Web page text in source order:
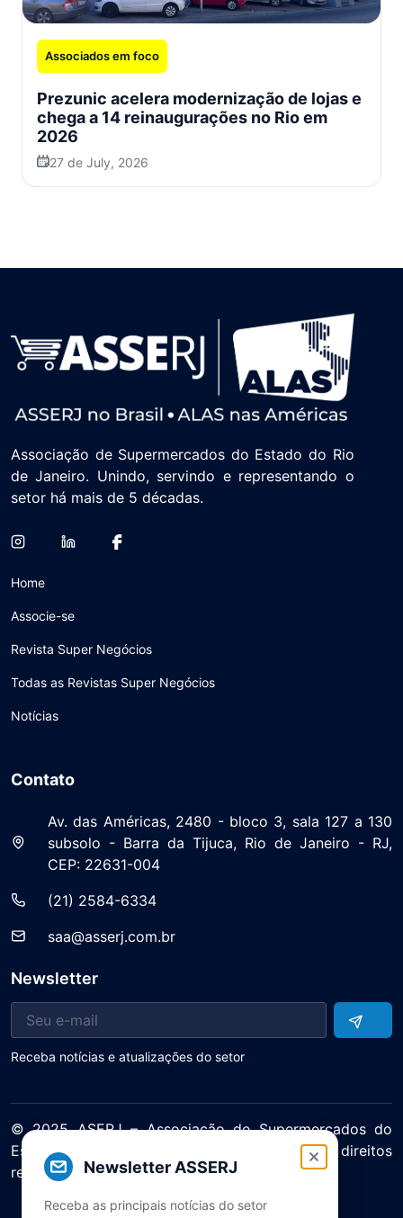
Associados em foco
Prezunic acelera modernização de lojas e
chega a 14 reinaugurações no Rio em
2026
27 de July, 2026
Newsletter ASSERJ
Receba as principais notícias do setor
Associação de Supermercados do Estado do Rio
de Janeiro. Unindo, servindo e representando o
setor há mais de 5 décadas.
Home
Associe-se
Revista Super Negócios
Todas as Revistas Super Negócios
Notícias
Contato
Av. das Américas, 2480 - bloco 3, sala 127 a 130
subsolo - Barra da Tijuca, Rio de Janeiro - RJ,
CEP: 22631-004
(21) 2584-6334
saa@asserj.com.br
Newsletter
Receba notícias e atualizações do setor
© 2025 ASERJ – Associação de Supermercados do
Estado do Rio de Janeiro. Todos os direitos
reservados.